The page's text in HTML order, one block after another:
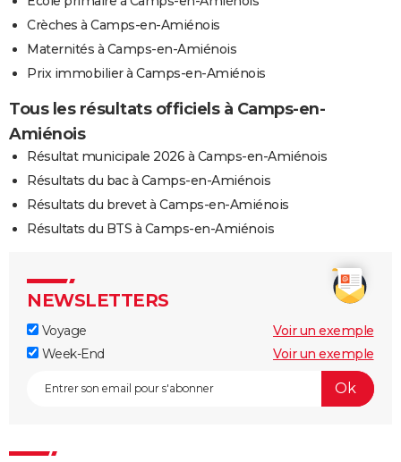
Crèches à Camps-en-Amiénois
Maternités à Camps-en-Amiénois
Prix immobilier à Camps-en-Amiénois
Tous les résultats officiels à Camps-en-
Amiénois
Résultat municipale 2026 à Camps-en-Amiénois
Résultats du bac à Camps-en-Amiénois
Résultats du brevet à Camps-en-Amiénois
Résultats du BTS à Camps-en-Amiénois
NEWSLETTERS
Voyage
Voir un exemple
Week-End
Voir un exemple